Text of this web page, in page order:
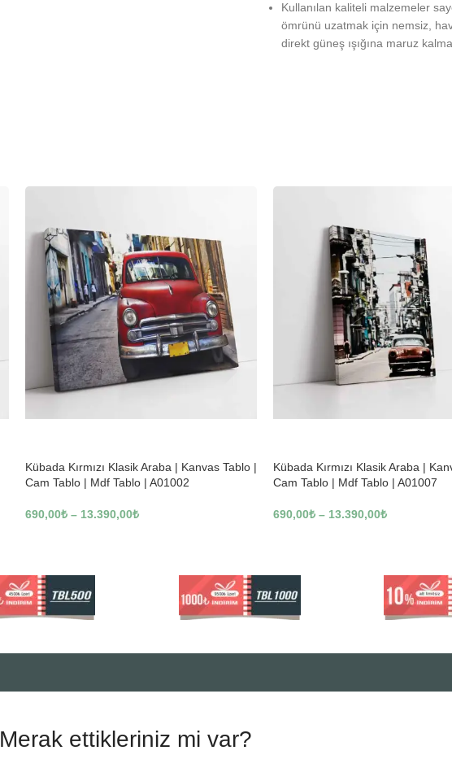
Kullanılan kaliteli malzemeler
ömrünü uzatmak için nemsiz,
direkt güneş ışığına maruz
Kübada Kırmızı Klasik Araba | Kanvas Tablo |
Cam Tablo | Mdf Tablo | A01002
690,00₺ – 13.390,00₺
Kübada Kırmızı Klasik Araba |
Cam Tablo | Mdf Tablo | A01007
690,00₺ – 13.390,00₺
Merak ettikleriniz mi var?